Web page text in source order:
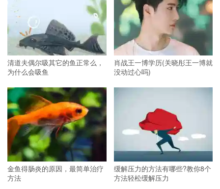
清道夫偶尔吸其它的鱼正常么，
为什么会吸鱼
肖战王一博学历(关晓彤王一博就
没动过心吗)
金鱼得肠炎的原因，最简单治疗
方法
缓解压力的方法有哪些?教你8个
方法轻松缓解压力